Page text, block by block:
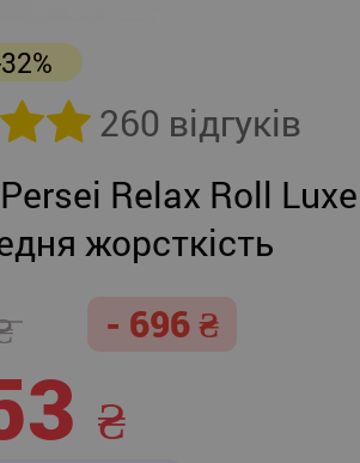
260 відгуків
Relax Roll
жорсткість
- 696